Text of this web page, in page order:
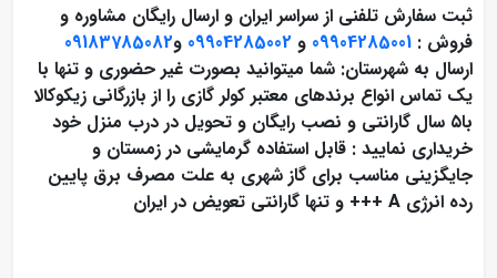
ثبت سفارش تلفنی از سراسر ایران و ارسال رایگان مشاوره و
فروش : 09904285001 و 09904285002 و09183785082
ارسال به شهرستان: شما میتوانید بصورت غیر حضوری و تنها با
یک تماس انواع برندهای معتبر کولر گازی را از بازرگانی زیکوکالا
با۵ سال گارانتی و نصب رایگان و تحویل در درب منزل خود
خریداری نمایید : قابل استفاده گرمایشی در زمستان و
جایگزینی مناسب برای گاز شهری به علت مصرف برق پایین
رده انرژی A +++ و تنها گارانتی تعویض در ایران